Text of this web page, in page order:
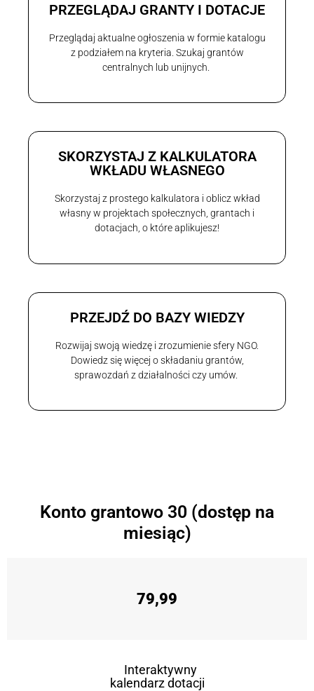
PRZEGLĄDAJ GRANTY I DOTACJE
Przeglądaj aktualne ogłoszenia w formie katalogu
z podziałem na kryteria. Szukaj grantów
centralnych lub unijnych.
SKORZYSTAJ Z KALKULATORA
WKŁADU WŁASNEGO
Skorzystaj z prostego kalkulatora i oblicz wkład
własny w projektach społecznych, grantach i
dotacjach, o które aplikujesz!
PRZEJDŹ DO BAZY WIEDZY
Rozwijaj swoją wiedzę i zrozumienie sfery NGO.
Dowiedz się więcej o składaniu grantów,
sprawozdań z działalności czy umów.
Konto grantowo 30 (dostęp na
miesiąc)
79,99
Interaktywny
kalendarz dotacji